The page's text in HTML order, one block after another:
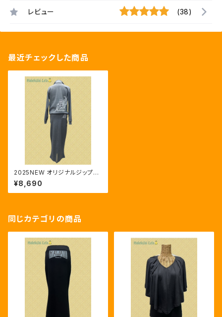
レビュー (38)
最近チェックした商品
2025NEW オリジナルジップア
ップパーカー SAMOA／グレー
¥8,690
同じカテゴリの商品